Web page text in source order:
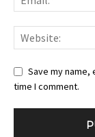
Save my
time I comment.